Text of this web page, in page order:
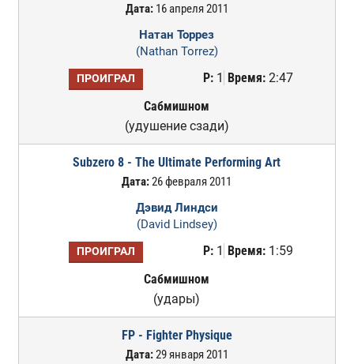
Дата:16 апреля 2011
Натан Торрез
(Nathan Torrez)
ПРОИГРАЛ Р:1 Время:2:47
Сабмишном
(удушение сзади)
Subzero 8 - The Ultimate Performing Art
Дата:26 февраля 2011
Дэвид Линдси
(David Lindsey)
ПРОИГРАЛ Р:1 Время:1:59
Сабмишном
(удары)
FP - Fighter Physique
Дата:29 января 2011